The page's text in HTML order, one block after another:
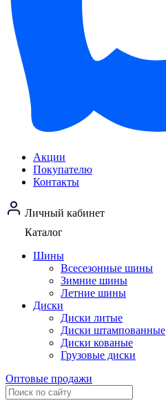
Акции
Покупателю
Контакты
Личный кабинет
Каталог
Шины
Всесезонные шины
Зимние шины
Летние шины
Диски
Диски литые
Диски штампованные
Диски кованые
Грузовые диски
Оптовые продажи